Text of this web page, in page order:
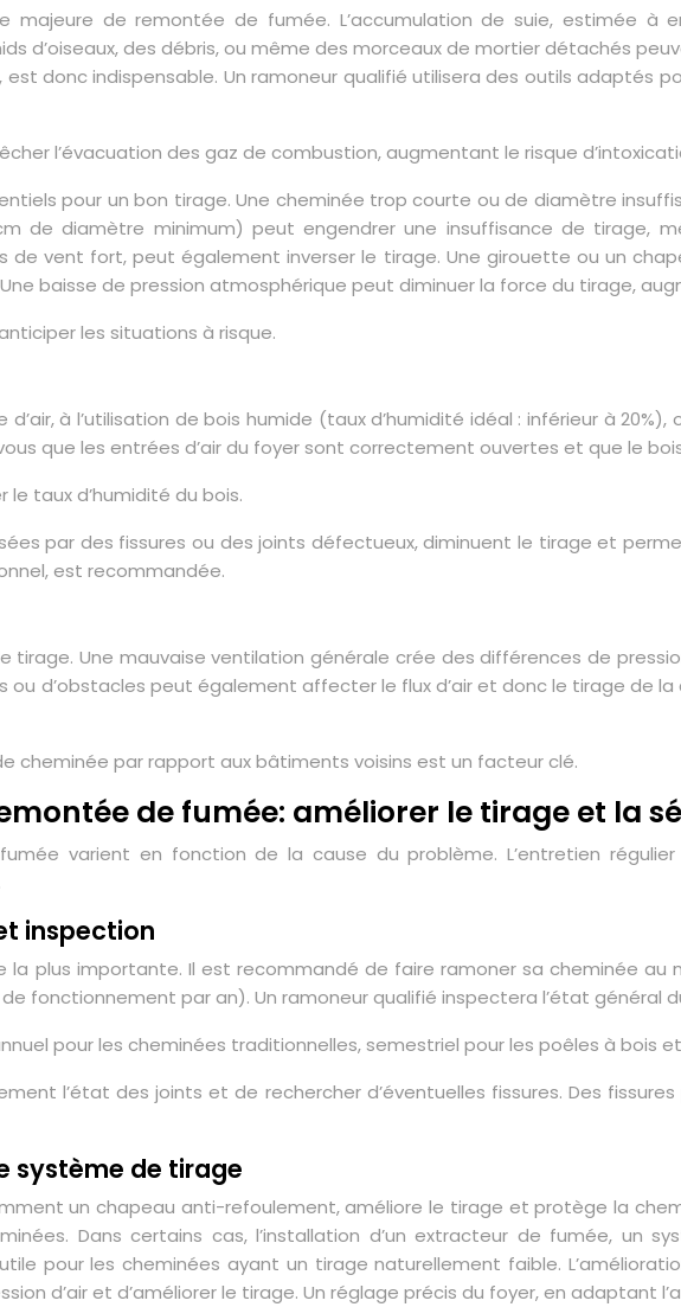
de remontée de fumée. L’accumulation de suie, estimée à
d’oiseaux, des débris, ou même des morceaux de mortier détachés
est donc indispensable. Un ramoneur qualifié utilisera des outils
l’évacuation des gaz de combustion, augmentant le risque
pour un bon tirage. Une cheminée trop courte ou de diamètre
de diamètre minimum) peut engendrer une insuffisance de tirage,
de vent fort, peut également inverser le tirage. Une girouette ou un
baisse de pression atmosphérique peut diminuer la force du tirage,
les situations à risque.
à l’utilisation de bois humide (taux d’humidité idéal : inférieur à
que les entrées d’air du foyer sont correctement ouvertes et que le
taux d’humidité du bois.
par des fissures ou des joints défectueux, diminuent le tirage et
est recommandée.
tirage. Une mauvaise ventilation générale crée des différences de
ou d’obstacles peut également affecter le flux d’air et donc le tirage de
cheminée par rapport aux bâtiments voisins est un facteur clé.
de fumée: améliorer le tirage et la
varient en fonction de la cause du problème. L’entretien
inspection
la plus importante. Il est recommandé de faire ramoner sa cheminée au
fonctionnement par an). Un ramoneur qualifié inspectera l’état général
pour les cheminées traditionnelles, semestriel pour les poêles à bois
l’état des joints et de rechercher d’éventuelles fissures. Des
système de tirage
un chapeau anti-refoulement, améliore le tirage et protège la
Dans certains cas, l’installation d’un extracteur de fumée, un
pour les cheminées ayant un tirage naturellement faible.
d’air et d’améliorer le tirage. Un réglage précis du foyer, en adaptant